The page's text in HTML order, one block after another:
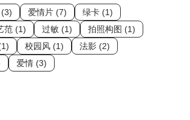
爱情片 (7)
绿卡 (1)
范 (1) 过敏 (1)
拍照构图 (1)
校园风 (1)
法影 (2)
爱情 (3)